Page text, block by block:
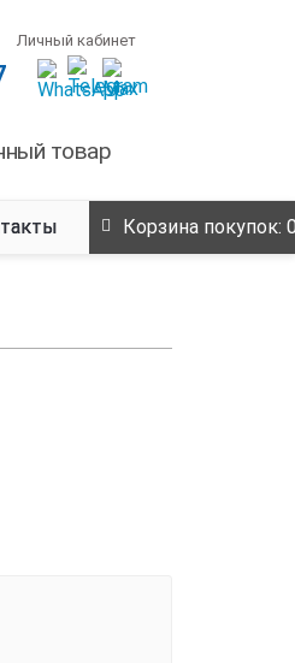
Личный кабинет
товар
Корзина покупок: